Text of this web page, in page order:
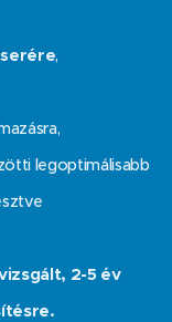
,
legoptimálisabb
2-5 év